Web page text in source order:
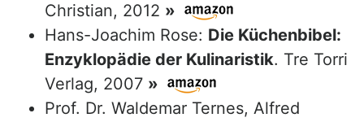
Christian, 2012 »
Hans-Joachim Rose: Die Küchenbibel:
Enzyklopädie der Kulinaristik. Tre Torri
Verlag, 2007 »
Prof. Dr. Waldemar Ternes, Alfred